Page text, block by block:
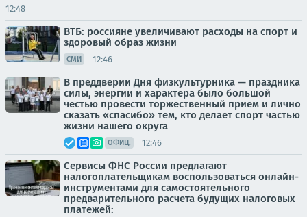
12:48
ВТБ: россияне увеличивают расходы на спорт и
здоровый образ жизни
СМИ 12:46
В преддверии Дня физкультурника — праздника
силы, энергии и характера было большой
честью провести торжественный прием и лично
сказать «спасибо» тем, кто делает спорт частью
жизни нашего округа
ОФИЦ. 12:46
Сервисы ФНС России предлагают
налогоплательщикам воспользоваться онлайн-
инструментами для самостоятельного
предварительного расчета будущих налоговых
платежей: